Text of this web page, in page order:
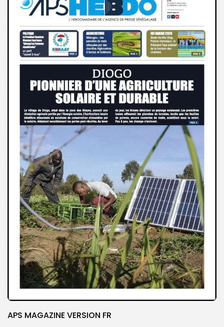
APS MAGAZINE VERSION FR